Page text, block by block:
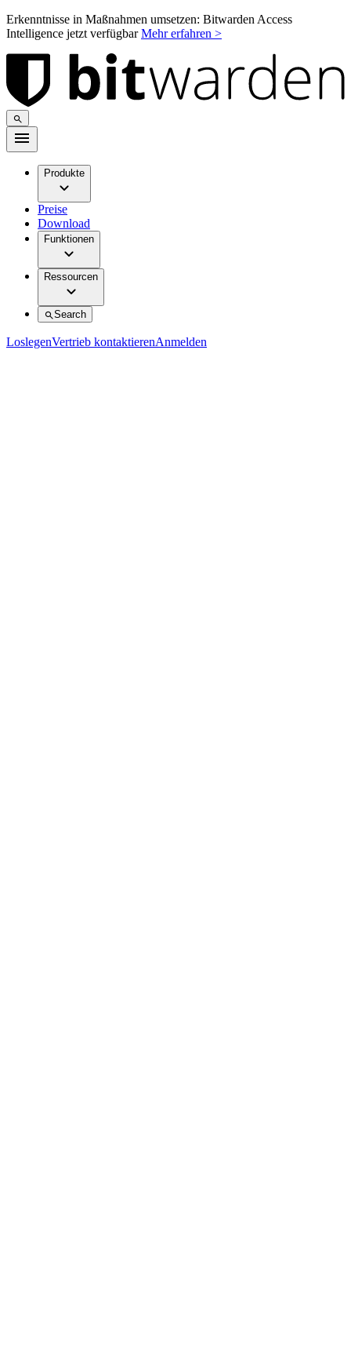
Erkenntnisse in Maßnahmen umsetzen: Bitwarden Access
Intelligence jetzt verfügbarMehr erfahren >
Produkte
Preise
Download
Funktionen
Ressourcen
Search
LoslegenVertrieb kontaktierenAnmelden